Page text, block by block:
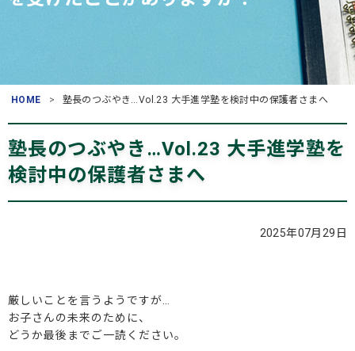
HOME 塾長のつぶやき…Vol.23 大手進学塾を検討中の保護者さまへ
塾長のつぶやき…Vol.23 大手進学塾を
検討中の保護者さまへ
2025年07月29日
厳しいことを言うようですが…
お子さんの未来のために、
どうか最後までご一読ください。
よくある質問(入塾・授業料など)
アクセス
ブログ